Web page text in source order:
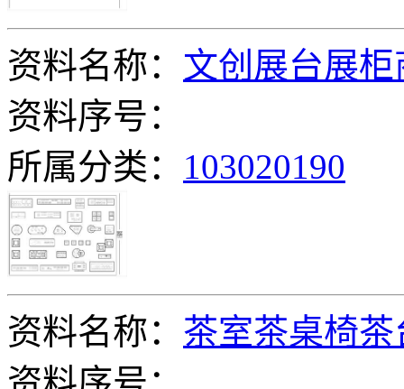
资料名称： 文创展台展柜
资料序号：
所属分类： 103020190
资料名称： 茶室茶桌椅茶